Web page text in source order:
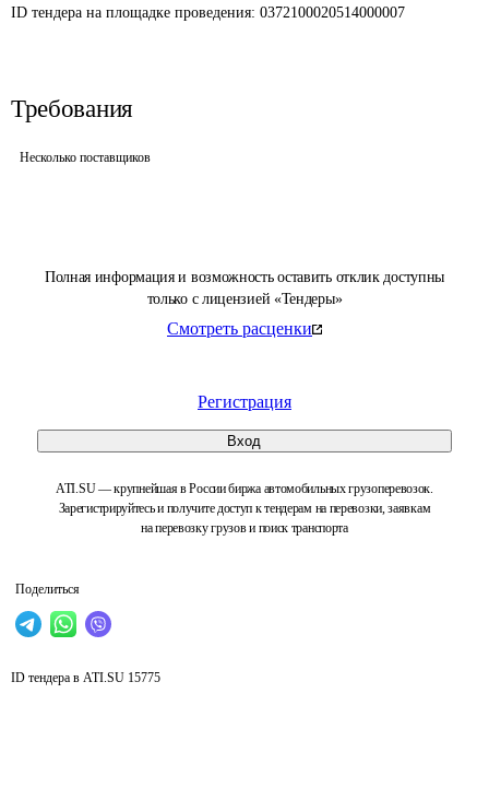
Полная информация и возможность оставить отклик доступны
только с лицензией «Тендеры»
Смотреть расценки
Регистрация
Вход
ATI.SU — крупнейшая в России биржа автомобильных грузоперевозок.
Зарегистрируйтесь и получите доступ к тендерам на перевозки, заявкам
на перевозку грузов и поиск транспорта
Поделиться
ID тендера на площадке проведения: 0372100020514000007
Требования
Несколько поставщиков
ID тендера в ATI.SU 15775